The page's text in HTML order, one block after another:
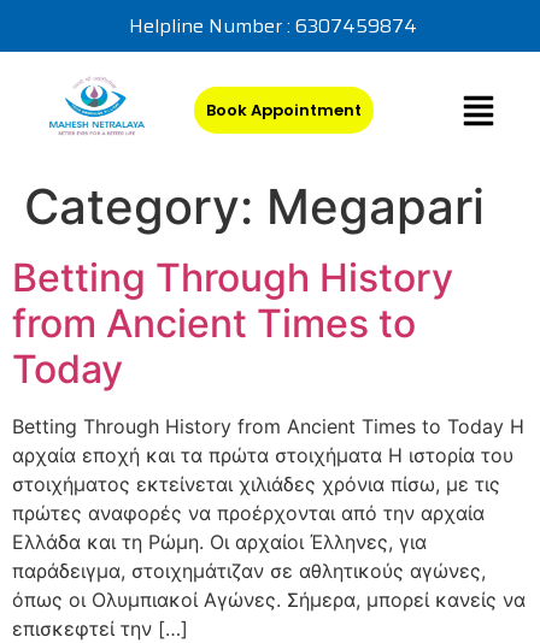
Helpline Number : 6307459874
Book Appointment
Category: Megapari
Betting Through History
from Ancient Times to
Today
Betting Through History from Ancient Times to Today Η
αρχαία εποχή και τα πρώτα στοιχήματα Η ιστορία του
στοιχήματος εκτείνεται χιλιάδες χρόνια πίσω, με τις
πρώτες αναφορές να προέρχονται από την αρχαία
Ελλάδα και τη Ρώμη. Οι αρχαίοι Έλληνες, για
παράδειγμα, στοιχημάτιζαν σε αθλητικούς αγώνες,
όπως οι Ολυμπιακοί Αγώνες. Σήμερα, μπορεί κανείς να
επισκεφτεί την […]